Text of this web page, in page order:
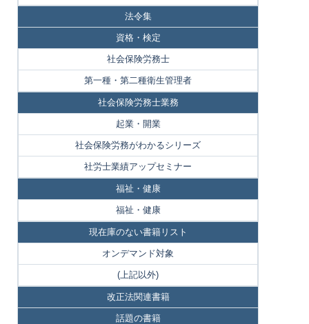
法令集
資格・検定
社会保険労務士
第一種・第二種衛生管理者
社会保険労務士業務
起業・開業
社会保険労務がわかるシリーズ
社労士業績アップセミナー
福祉・健康
福祉・健康
現在庫のない書籍リスト
オンデマンド対象
(上記以外)
改正法関連書籍
話題の書籍